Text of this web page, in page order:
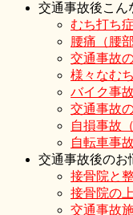
交通事故後こん
むち打ち
腰痛（腰
交通事故
様々なむ
バイク事故
交通事故
自損事故
自転車事
交通事故後のお
接骨院と
接骨院の
交通事故